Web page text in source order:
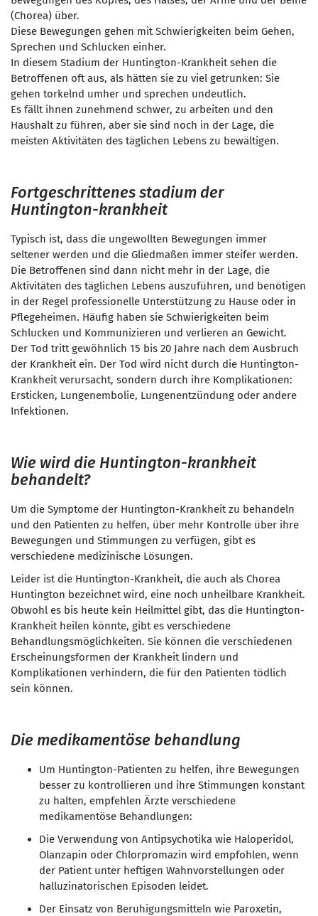
(Chorea) über.
Diese Bewegungen gehen mitSchwierigkeiten beim Gehen,
Sprechen und Schlucken einher.
In diesem Stadium der Huntington-Krankheit sehen die
Betroffenen oft aus, als hätten sie zu viel getrunken: Sie
gehen torkelnd umher und sprechen undeutlich.
Es fällt ihnen zunehmend schwer, zu arbeiten und den
Haushalt zu führen, aber sie sind noch in der Lage, die
meisten Aktivitäten des täglichen Lebens zu bewältigen.
Fortgeschrittenes stadium der
Huntington-krankheit
Typisch ist, dass die ungewollten Bewegungen immer
seltener werden und die Gliedmaßen immer steifer werden.
Die Betroffenen sind dann nicht mehr in der Lage, die
Aktivitäten des täglichen Lebens auszuführen, und benötigen
in der Regel professionelle Unterstützung zu Hause oder in
Pflegeheimen. Häufig haben sie Schwierigkeiten beim
Schlucken und Kommunizieren und verlieren an Gewicht.
Der Tod tritt gewöhnlich 15 bis 20 Jahre nach dem Ausbruch
der Krankheit ein. Der Tod wird nicht durch die Huntington-
Krankheit verursacht, sondern durch ihre Komplikationen:
Ersticken, Lungenembolie, Lungenentzündung oder andere
Infektionen.
Wie wird die Huntington-krankheit
behandelt?
Um die Symptome der Huntington-Krankheit zu behandeln
und den Patienten zu helfen, über mehr Kontrolle über ihre
Bewegungen und Stimmungen zu verfügen, gibt es
verschiedene medizinische Lösungen.
Leider ist die Huntington-Krankheit, die auch als Chorea
Huntington bezeichnet wird, eine noch unheilbare Krankheit.
Obwohl es bis heute kein Heilmittel gibt, das die Huntington-
Krankheitheilen könnte, gibt es verschiedene
Behandlungsmöglichkeiten. Sie können die verschiedenen
Erscheinungsformen der Krankheit lindern und
Komplikationen verhindern, die für den Patienten tödlich
sein können.
Die medikamentöse behandlung
Um Huntington-Patienten zu helfen, ihre Bewegungen
besser zu kontrollieren und ihre Stimmungen konstant
zu halten, empfehlen Ärzte verschiedene
medikamentöse Behandlungen:
Die Verwendung von Antipsychotika wie Haloperidol,
Olanzapin oder Chlorpromazin wird empfohlen, wenn
der Patient unter heftigen Wahnvorstellungen oder
halluzinatorischen Episoden leidet.
Der Einsatz von Beruhigungsmitteln wie Paroxetin,